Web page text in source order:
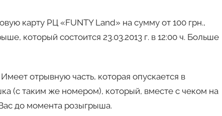
карту РЦ «FUNTY Land» на сумму от 100 грн.,
который состоится 23.03.2013 г. в 12:00 ч. Больше
отрывную часть, которая опускается в
(с таким же номером), который, вместе с чеком на
до момента розыгрыша.